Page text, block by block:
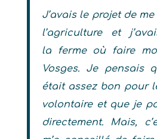
J’avais le projet de
l’agriculture et
la ferme où faire
Vosges. Je pensais
était assez bon pour
volontaire et que je
directement. Mais,